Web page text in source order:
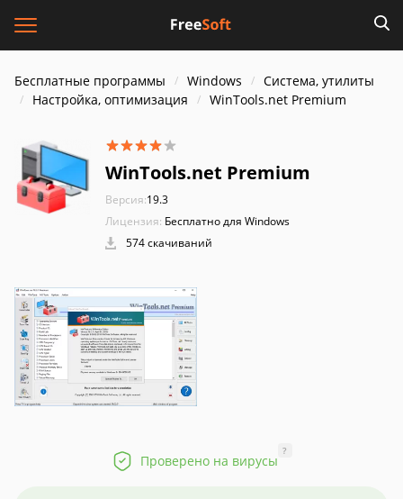
Бесплатные программы Windows
Система, утилиты
Настройка, оптимизация
WinTools.net Premium
WinTools.net Premium
Версия:19.3
Лицензия: Бесплатно для Windows
574 скачиваний
Проверено на вирусы
?